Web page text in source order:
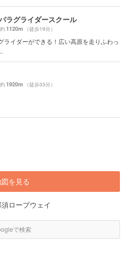
ラグライダースクール
1120m （徒歩19分）
ライダーができる！広い高原を走りふわっ
1920m （徒歩33分）
を見る
ロープウェイ
で検索